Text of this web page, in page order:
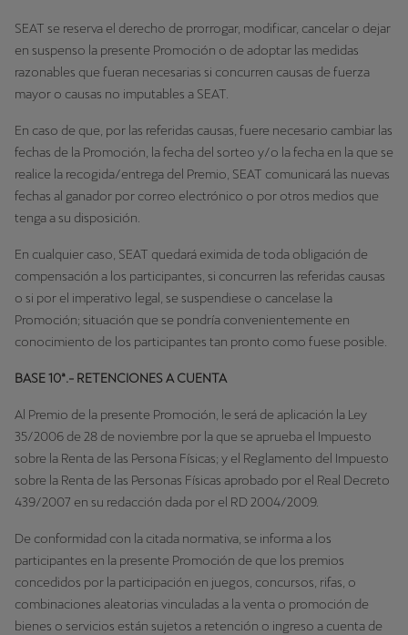
SEAT se reserva el derecho de prorrogar, modificar, cancelar o dejar
en suspenso la presente Promoción o de adoptar las medidas
razonables que fueran necesarias si concurren causas de fuerza
mayor o causas no imputables a SEAT.
En caso de que, por las referidas causas, fuere necesario cambiar las
fechas de la Promoción, la fecha del sorteo y/o la fecha en la que se
realice la recogida/entrega del Premio, SEAT comunicará las nuevas
fechas al ganador por correo electrónico o por otros medios que
tenga a su disposición.
En cualquier caso, SEAT quedará eximida de toda obligación de
compensación a los participantes, si concurren las referidas causas
o si por el imperativo legal, se suspendiese o cancelase la
Promoción; situación que se pondría convenientemente en
conocimiento de los participantes tan pronto como fuese posible.
BASE 10ª.- RETENCIONES A CUENTA
Al Premio de la presente Promoción, le será de aplicación la Ley
35/2006 de 28 de noviembre por la que se aprueba el Impuesto
sobre la Renta de las Persona Físicas; y el Reglamento del Impuesto
sobre la Renta de las Personas Físicas aprobado por el Real Decreto
439/2007 en su redacción dada por el RD 2004/2009.
De conformidad con la citada normativa, se informa a los
participantes en la presente Promoción de que los premios
concedidos por la participación en juegos, concursos, rifas, o
combinaciones aleatorias vinculadas a la venta o promoción de
bienes o servicios están sujetos a retención o ingreso a cuenta de